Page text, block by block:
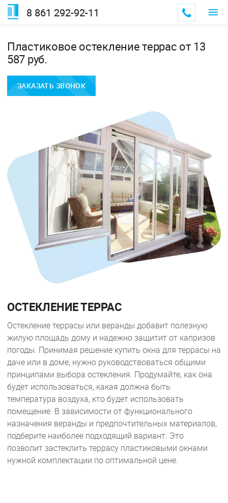
8 861 292-92-11
Пластиковое остекление террас от 13
587 руб.
ЗАКАЗАТЬ ЗВОНОК
ОСТЕКЛЕНИЕ ТЕРРАС
Остекление террасы или веранды добавит полезную
жилую площадь дому и надежно защитит от капризов
погоды. Принимая решение купить окна для террасы на
даче или в доме, нужно руководствоваться общими
принципами выбора остекления. Продумайте, как она
будет использоваться, какая должна быть
температура воздуха, кто будет использовать
помещение. В зависимости от функционального
назначения веранды и предпочтительных материалов,
подберите наиболее подходящий вариант. Это
позволит застеклить террасу пластиковыми окнами
нужной комплектации по оптимальной цене.